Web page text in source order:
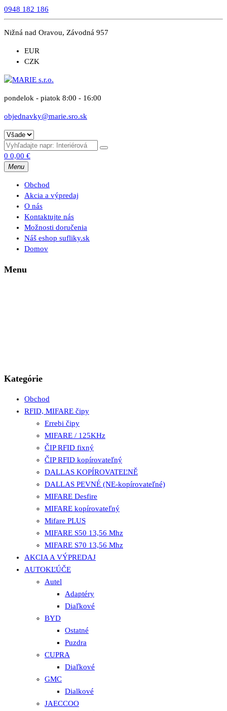
0948 182 186
Nižná nad Oravou, Závodná 957
EUR
CZK
pondelok - piatok 8:00 - 16:00
objednavky@marie.sro.sk
0 0,00 €
Menu
Obchod
Akcia a výpredaj
O nás
Kontaktujte nás
Možnosti doručenia
Náš eshop sufliky.sk
Domov
Menu
Kategórie
Obchod
RFID, MIFARE čipy
Errebi čipy
MIFARE / 125KHz
ČIP RFID fixný
ČIP RFID kopírovateľný
DALLAS KOPÍROVATEĽNĚ
DALLAS PEVNÉ (NE-kopírovateľné)
MIFARE Desfire
MIFARE kopírovateľný
Mifare PLUS
MIFARE S50 13,56 Mhz
MIFARE S70 13,56 Mhz
AKCIA A VÝPREDAJ
AUTOKĽÚČE
Autel
Adaptéry
Diaľkové
BYD
Ostatné
Puzdra
CUPRA
Diaľkové
GMC
Dialkové
JAECCOO